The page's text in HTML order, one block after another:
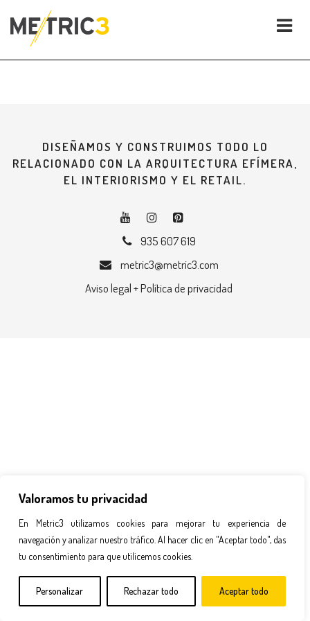
Valoramos tu privacidad
En Metric3 utilizamos cookies para mejorar tu experiencia de
navegación y analizar nuestro tráfico. Al hacer clic en "Aceptar todo", das
tu consentimiento para que utilicemos cookies.
Personalizar Rechazar todo Aceptar todo
DISEÑAMOS Y CONSTRUIMOS TODO LO
RELACIONADO CON LA ARQUITECTURA EFÍMERA,
EL INTERIORISMO Y EL RETAIL.
935 607 619
metric3@metric3.com
Aviso legal + Política de privacidad